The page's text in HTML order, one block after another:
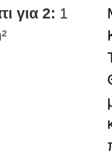
για 2: 1